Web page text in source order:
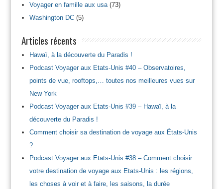
Voyager en famille aux usa(73)
Washington DC(5)
Articles récents
Hawaï, à la découverte du Paradis !
Podcast Voyager aux Etats-Unis #40 – Observatoires,
points de vue, rooftops,… toutes nos meilleures vues sur
New York
Podcast Voyager aux Etats-Unis #39 – Hawaï, à la
découverte du Paradis !
Comment choisir sa destination de voyage aux États-Unis
?
Podcast Voyager aux Etats-Unis #38 – Comment choisir
votre destination de voyage aux Etats-Unis : les régions,
les choses à voir et à faire, les saisons, la durée